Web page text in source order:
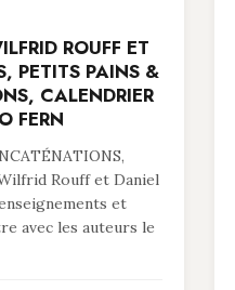
ROUFF ET
PETITS PAINS &
CALENDRIER
FERN
Rouff et Daniel
et
avec les auteurs le